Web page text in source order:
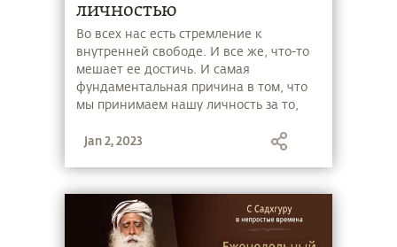
личностью
Во всех нас есть стремление к
внутренней свободе. И все же, что-то
мешает ее достичь. И самая
фундаментальная причина в том, что
мы принимаем нашу личность за то,
Jan 2, 2023